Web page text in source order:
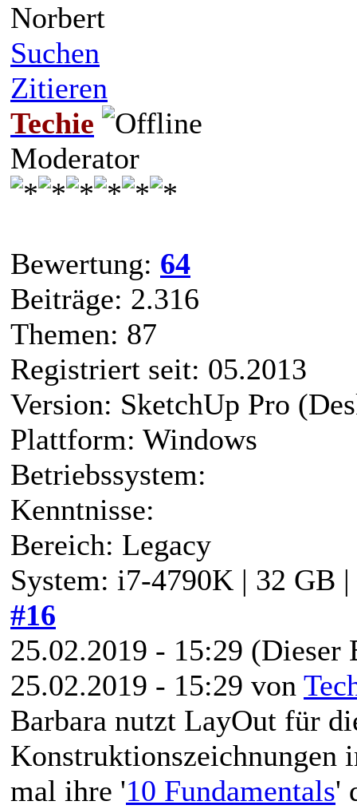
Norbert
Suchen
Zitieren
Techie
Moderator
Bewertung: 64
Beiträge: 2.316
Themen: 87
Registriert seit: 05.2013
Version: SketchUp Pro
Plattform: Windows
Betriebssystem:
Kenntnisse:
Bereich: Legacy
System: i7-4790K | 32 GB
#16
25.02.2019 - 15:29 (Dieser
25.02.2019 - 15:29 von
Barbara nutzt LayOut für
Konstruktionszeichnungen
mal ihre '10 Fundamentals'